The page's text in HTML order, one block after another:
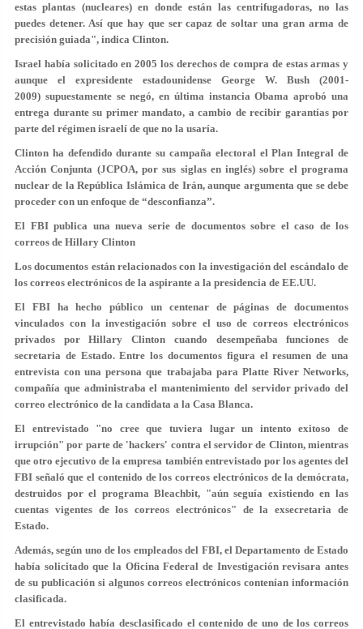
estas plantas (nucleares) en donde están las centrifugadoras, no las
puedes detener.Así que hay que ser capaz de soltar una gran arma de
precisión guiada", indica Clinton.
Israel había solicitado en 2005 los derechos de compra de estas armas y
aunque el expresidente estadounidense George W. Bush (2001-
2009) supuestamente se negó, en última instancia Obama aprobó una
entrega durante su primer mandato, a cambio de recibir garantías por
parte del régimen israelí de que no la usaría.
Clinton ha defendido durante su campaña electoral el Plan Integral de
Acción Conjunta (JCPOA, por sus siglas en inglés) sobre el programa
nuclear de la República Islámica de Irán, aunque argumenta que se debe
proceder con un enfoque de “desconfianza”.
El FBI publica una nueva serie de documentos sobre el caso de los
correos de Hillary Clinton
Los documentos están relacionados con la investigación del escándalo de
los correos electrónicos de la aspirante a la presidencia de EE.UU.
El FBI ha hecho público un centenar de páginas de documentos
vinculados con la investigación sobre el uso de correos electrónicos
privados por Hillary Clinton cuando desempeñaba funciones de
secretaria de Estado. Entre los documentos figura el resumen de una
entrevista con una persona que trabajaba para Platte River Networks,
compañía que administraba el mantenimiento del servidor privado del
correo electrónico de la candidata a la Casa Blanca.
El entrevistado "no cree que tuviera lugar un intento exitoso de
irrupción" por parte de 'hackers' contra el servidor de Clinton, mientras
que otro ejecutivo de la empresa también entrevistado por los agentes del
FBI señaló que el contenido de los correos electrónicos de la demócrata,
destruidos por el programa Bleachbit, "aún seguía existiendo en las
cuentas vigentes de los correos electrónicos" de la exsecretaria de
Estado.
Además, según uno de los empleados del FBI, el Departamento de Estado
había solicitado que la Oficina Federal de Investigación revisara antes
de su publicación si algunos correos electrónicos contenían información
clasificada.
El entrevistado había desclasificado el contenido de uno de los correos